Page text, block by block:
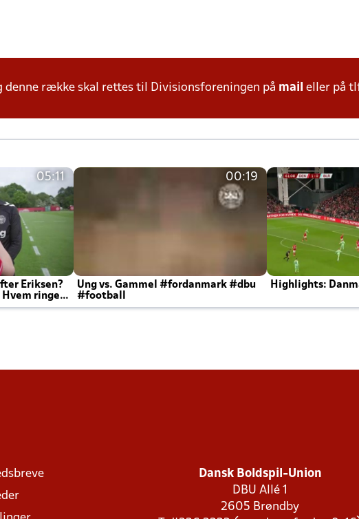
denne række skal rettes til Divisionsforeningen på mail eller på
05:11
Eriksen?
Hvem ringer
00:19
Ung vs. Gammel #fordanmark #dbu
#football
Highlights:
Dansk Boldspil-Union
DBU Allé 1
2605 Brøndby